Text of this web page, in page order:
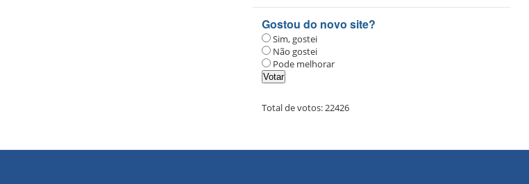
Gostou do novo site?
Sim, gostei
Não gostei
Pode melhorar
Total de votos:22426